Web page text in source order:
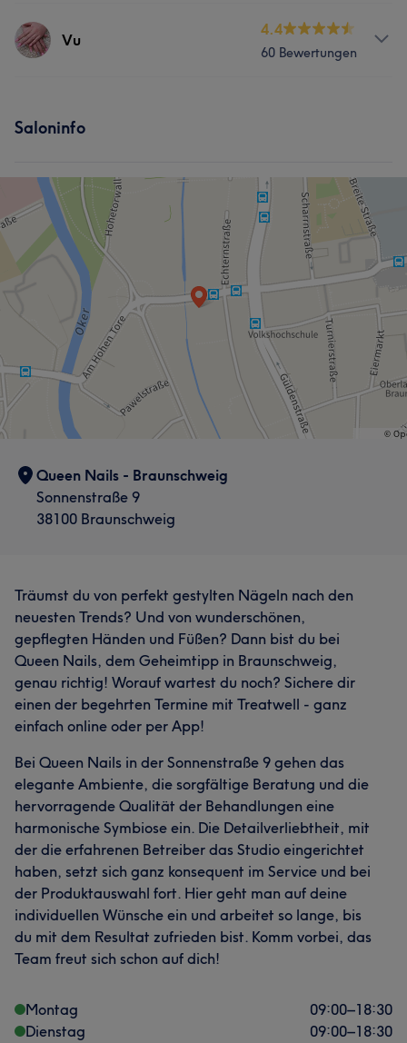
Services
Was unsere Kunden über Van sagen
Freundlich 5
Vu
4.4
60 Bewertungen
Saloninfo
Queen Nails - Braunschweig
Sonnenstraße 9
38100 Braunschweig
Träumst du von perfekt gestylten Nägeln nach den
neuesten Trends? Und von wunderschönen,
gepflegten Händen und Füßen? Dann bist du bei
Queen Nails, dem Geheimtipp in Braunschweig,
genau richtig! Worauf wartest du noch? Sichere dir
einen der begehrten Termine mit Treatwell - ganz
einfach online oder per App!
Bei Queen Nails in der Sonnenstraße 9 gehen das
elegante Ambiente, die sorgfältige Beratung und die
hervorragende Qualität der Behandlungen eine
harmonische Symbiose ein. Die Detailverliebtheit, mit
der die erfahrenen Betreiber das Studio eingerichtet
haben, setzt sich ganz konsequent im Service und bei
der Produktauswahl fort. Hier geht man auf deine
individuellen Wünsche ein und arbeitet so lange, bis
du mit dem Resultat zufrieden bist. Komm vorbei, das
Team freut sich schon auf dich!
Montag 09:00–18:30
Dienstag
09:00–18:30